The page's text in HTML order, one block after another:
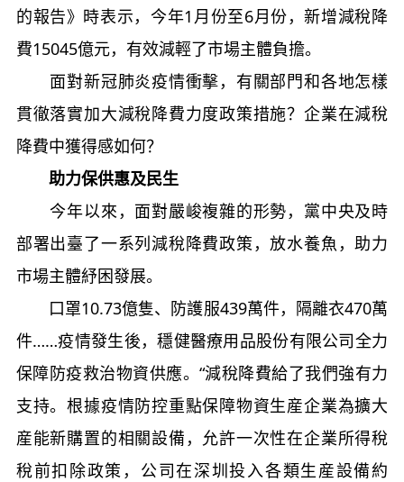
的報告》時表示，今年1月份至6月份，新增減稅降
費15045億元，有效減輕了市場主體負擔。
面對新冠肺炎疫情衝擊，有關部門和各地怎樣
貫徹落實加大減稅降費力度政策措施？企業在減稅
降費中獲得感如何？
助力保供惠及民生
今年以來，面對嚴峻複雜的形勢，黨中央及時
部署出臺了一系列減稅降費政策，放水養魚，助力
市場主體紓困發展。
口罩10.73億隻、防護服439萬件，隔離衣470萬
件……疫情發生後，穩健醫療用品股份有限公司全力
保障防疫救治物資供應。“減稅降費給了我們強有力
支持。根據疫情防控重點保障物資生産企業為擴大
産能新購置的相關設備，允許一次性在企業所得稅
稅前扣除政策，公司在深圳投入各類生産設備約